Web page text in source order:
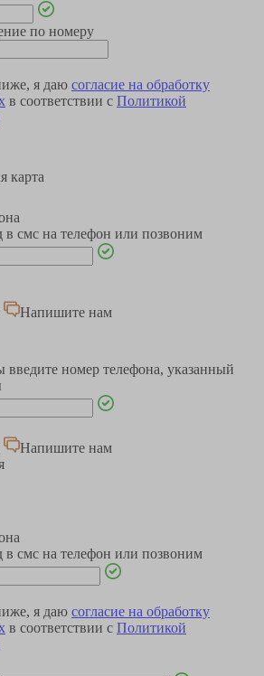
по номеру
я даю согласие на обработку
в соответствии с Политикой
карта
смс на телефон или позвоним
Напишите нам
введите номер телефона, указанный
Напишите нам
смс на телефон или позвоним
я даю согласие на обработку
в соответствии с Политикой